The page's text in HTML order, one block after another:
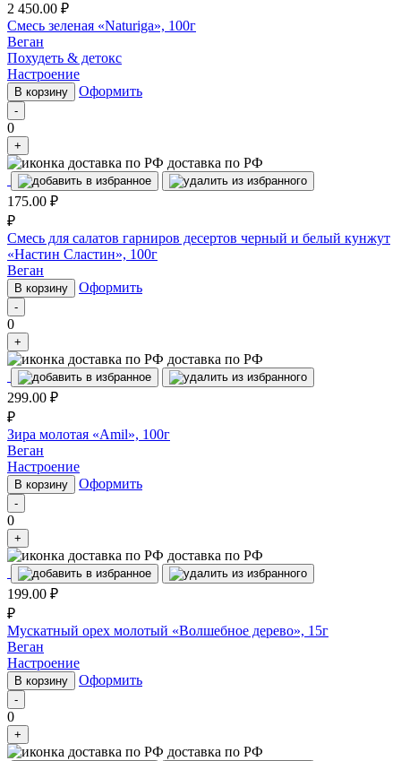
2 450.00 ₽
Смесь зеленая «Naturiga», 100г
Веган
Похудеть & детокс
Настроение
В корзину Оформить
-
0
+
доставка по РФ
175.00 ₽
₽
Смесь для салатов гарниров десертов черный и белый кунжут
«Настин Сластин», 100г
Веган
В корзину Оформить
-
0
+
доставка по РФ
299.00 ₽
₽
Зира молотая «Amil», 100г
Веган
Настроение
В корзину Оформить
-
0
+
доставка по РФ
199.00 ₽
₽
Мускатный орех молотый «Волшебное дерево», 15г
Веган
Настроение
В корзину Оформить
-
0
+
доставка по РФ